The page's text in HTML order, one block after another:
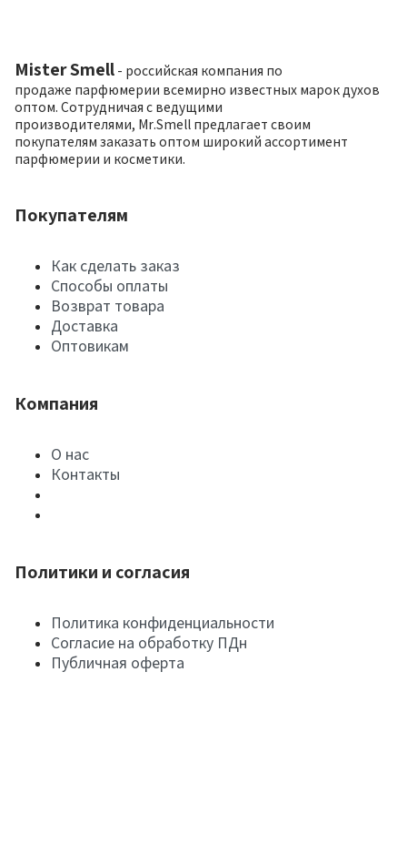
Mister Smell - российская компания по
продаже парфюмерии всемирно известных марок духов
оптом. Сотрудничая с ведущими
производителями, Mr.Smell предлагает своим
покупателям заказать оптом широкий ассортимент
парфюмерии и косметики.
Покупателям
Как сделать заказ
Способы оплаты
Возврат товара
Доставка
Оптовикам
Компания
О нас
Контакты
Политики и согласия
Политика конфиденциальности
Согласие на обработку ПДн
Публичная оферта